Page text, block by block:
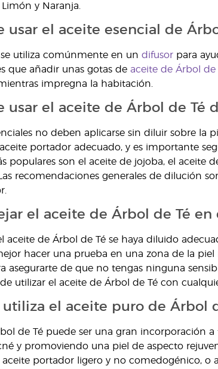
y Naranja.
usar el aceite esencial de
se utiliza comúnmente en un difusorpara
que añadir unas gotas de aceite de Árbol de
impregna la habitación.
usar el aceite de Árbol de Té
no deben aplicarse sin diluir sobre
portador adecuado, y es importante
populares son el aceite de jojoba, el aceite
recomendaciones generales de dilución
el aceite de Árbol de Té
aceite de Árbol de Té se haya diluido
hacer una prueba en una zona de la
asegurarte de que no tengas ninguna
utilizar el aceite de Árbol de Té con
utiliza el aceite puro de Árbol
de Té puede ser una gran incorporación
y promoviendo una piel de aspecto
portador ligero y no comedogénico, o